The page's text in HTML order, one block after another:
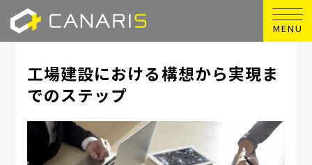
MENU
工場建設における構想から実現ま
でのステップ